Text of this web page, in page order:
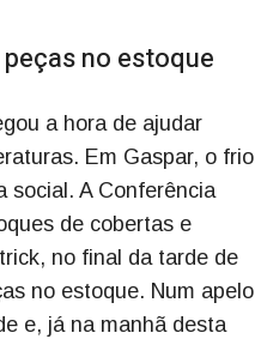
no estoque
a hora de ajudar
Em Gaspar, o frio
social. A Conferência
de cobertas e
no final da tarde de
no estoque. Num apelo
e, já na manhã desta